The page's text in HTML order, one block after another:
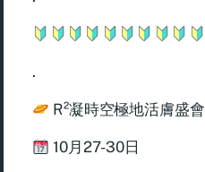
.
R²凝時空極地活膚盛會
10月27-30日